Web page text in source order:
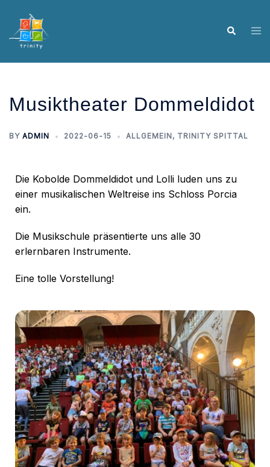
Musiktheater Dommeldidot
BY ADMIN 2022-06-15 ALLGEMEIN, TRINITY SPITTAL
Die Kobolde Dommeldidot und Lolli luden uns zu
einer musikalischen Weltreise ins Schloss Porcia
ein.
Die Musikschule präsentierte uns alle 30
erlernbaren Instrumente.
Eine tolle Vorstellung!